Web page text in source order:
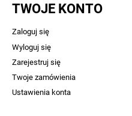
TWOJE KONTO
Zaloguj się
Wyloguj się
Zarejestruj się
Twoje zamówienia
Ustawienia konta